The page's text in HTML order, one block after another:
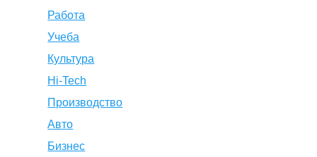
Работа
Учеба
Культура
Hi-Tech
Производство
Авто
Бизнес